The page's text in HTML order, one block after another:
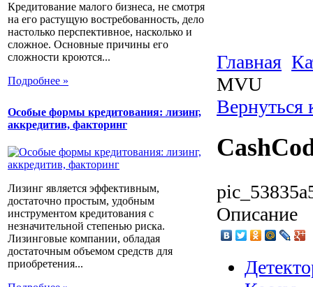
Кредитование малого бизнеса, не смотря
на его растущую востребованность, дело
настолько перспективное, насколько и
сложное. Основные причины его
сложности кроются...
Подробнее »
Особые формы кредитования: лизинг,
аккредитив, факторинг
Лизинг является эффективным,
достаточно простым, удобным
инструментом кредитования с
незначительной степенью риска.
Лизинговые компании, обладая
достаточным объемом средств для
приобретения...
Главная
MVU
Вернуться
Описание